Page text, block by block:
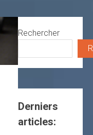
Rechercher
Derniers
articles: